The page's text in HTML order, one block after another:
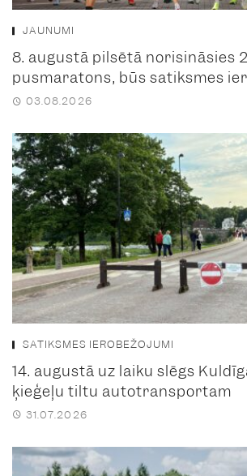
JAUNUMI
8. augustā pilsētā norisināsies
pusmaratons, būs satiksmes
03.08.2026
SATIKSMES IEROBEŽOJUMI
14. augustā uz laiku slēgs
ķieģeļu tiltu autotransportam
31.07.2026